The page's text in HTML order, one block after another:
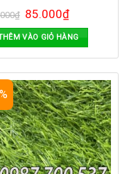
₫ 85.000₫
VÀO GIỎ HÀNG